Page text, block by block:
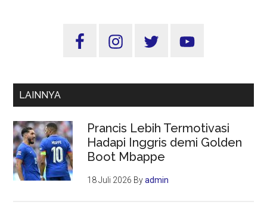
Sidebar
LAINNYA
Prancis Lebih Termotivasi
Hadapi Inggris demi Golden
Boot Mbappe
18 Juli 2026 Byadmin